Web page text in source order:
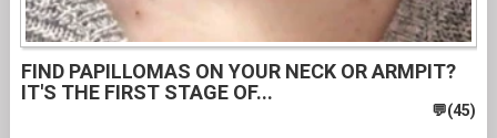
FIND PAPILLOMAS ON YOUR NECK OR ARMPIT?
IT'S THE FIRST STAGE OF...